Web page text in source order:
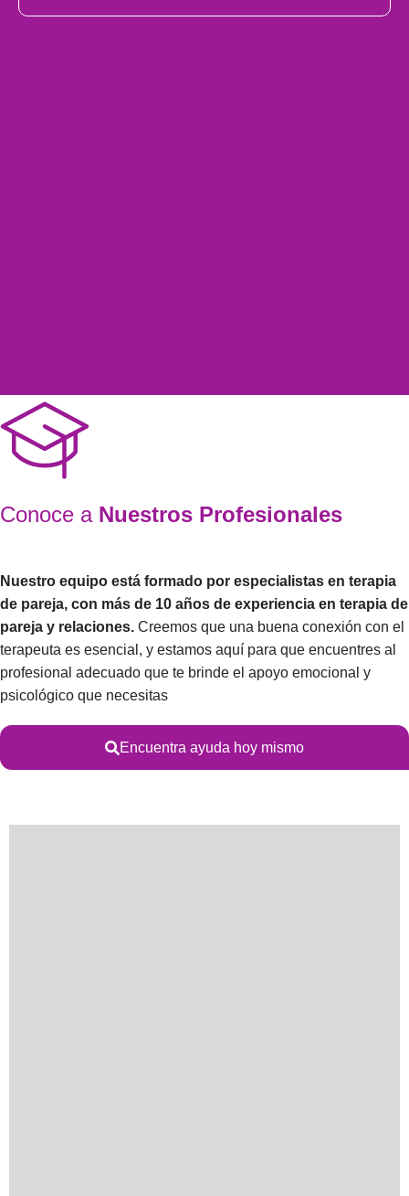
Conoce a Nuestros Profesionales
Nuestro equipo está formado por especialistas en terapia
de pareja, con más de 10 años de experiencia en terapia de
pareja y relaciones. Creemos que una buena conexión con el
terapeuta es esencial, y estamos aquí para que encuentres al
profesional adecuado que te brinde el apoyo emocional y
psicológico que necesitas
Encuentra ayuda hoy mismo